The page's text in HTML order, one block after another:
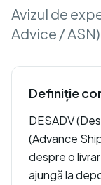
Avizul de
Advice /
Definiție
DESADV
(Advance
despre o
ajungă la